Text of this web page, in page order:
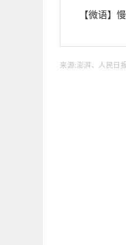
【微语】
来源:澎湃、人民日